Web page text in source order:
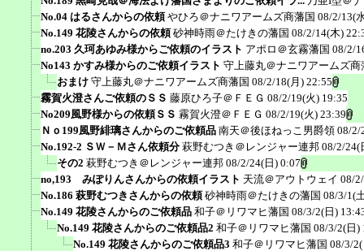
No.04 はるさんからの依頼 やひろ＠ナニワアームズ商藩国 08/2/13(
No.149 花陵さんからの依頼 砂神時雨＠たけきの藩国 08/2/14(木)
no.203 久珂あゆみ様からご依頼のイラスト アポロ＠玄霧藩国 08/2/
No143 かすみ様からのご依頼イラスト 守上藤丸＠ナニワアームズ商
おまけ 守上藤丸＠ナニワアームズ商藩国 08/2/18(月) 22:55
霧賀火澄さんご依頼のＳＳ 藤原ひろ子＠ＦＥＧ 08/2/19(火) 19:35
No209風野様からの依頼ＳＳ 霧賀火澄＠ＦＥＧ 08/2/19(火) 23:39
Ｎｏ199風野緋璃さんからのご依頼品 南天＠後ほねっこ男爵領 08/2/
No.192-2 ＳＷ－Ｍさん依頼分 萩野むつき＠レンジャー連邦 08/2/24(
その2 萩野むつき＠レンジャー連邦 08/2/24(日) 0:07
no,193 みぽりんさんからの依頼イラスト 天流＠アウトウェイ 08/
No.186 萩野むつきさんからの依頼 砂神時雨＠たけきの藩国 08/3/1(
No.149 花陵さんからのご依頼品 和子＠リワマヒ藩国 08/3/2(日)
No.149 花陵さんからのご依頼品2 和子＠リワマヒ藩国 08/3/2(日)
No.149 花陵さんからのご依頼品3 和子＠リワマヒ藩国 08/3/